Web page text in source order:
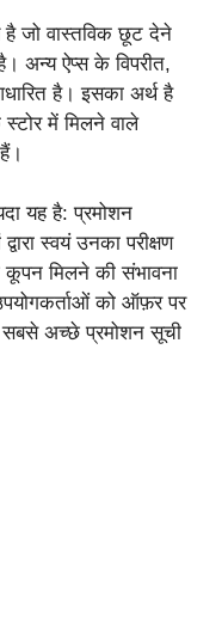
है जो वास्तविक छूट देने
अन्य ऐप्स के विपरीत,
है। इसका अर्थ है
में मिलने वाले
यह है: प्रमोशन
स्वयं उनका परीक्षण
कूपन मिलने की संभावना
को ऑफ़र पर
सबसे अच्छे प्रमोशन सूची